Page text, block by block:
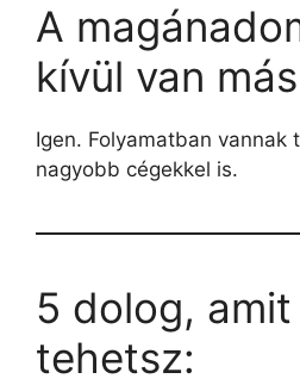
A
kívül van
Igen. Folyamatban vannak
nagyobb cégekkel is.
5 dolog,
tehetsz: